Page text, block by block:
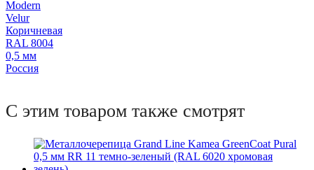
Modern
Velur
Коричневая
RAL 8004
0,5 мм
Россия
С этим товаром также смотрят